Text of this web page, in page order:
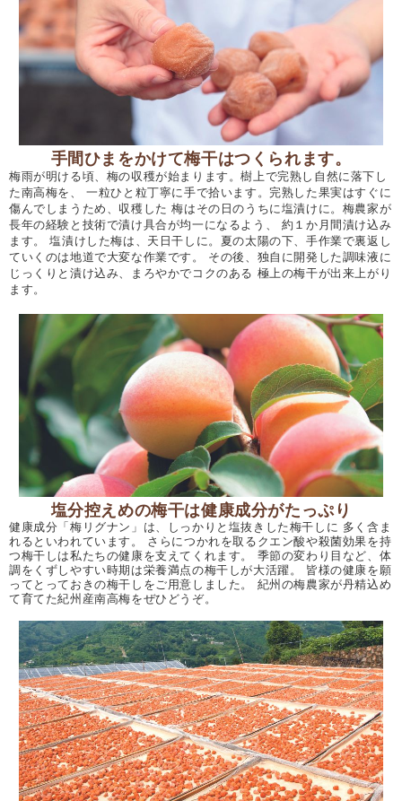
手間ひまをかけて梅干はつくられます。
梅雨が明ける頃、梅の収穫が始まります。樹上で完熟し自然に落下し
た南高梅を、 一粒ひと粒丁寧に手で拾います。完熟した果実はすぐに
傷んでしまうため、収穫した 梅はその日のうちに塩漬けに。梅農家が
長年の経験と技術で漬け具合が均一になるよう、 約１か月間漬け込み
ます。 塩漬けした梅は、天日干しに。夏の太陽の下、手作業で裏返し
ていくのは地道で大変な作業です。 その後、独自に開発した調味液に
じっくりと漬け込み、まろやかでコクのある 極上の梅干が出来上がり
ます。
塩分控えめの梅干は健康成分がたっぷり
健康成分「梅リグナン」は、しっかりと塩抜きした梅干しに 多く含ま
れるといわれています。 さらにつかれを取るクエン酸や殺菌効果を持
つ梅干しは私たちの健康を支えてくれます。 季節の変わり目など、体
調をくずしやすい時期は栄養満点の梅干しが大活躍。 皆様の健康を願
ってとっておきの梅干しをご用意しました。 紀州の梅農家が丹精込め
て育てた紀州産南高梅をぜひどうぞ。